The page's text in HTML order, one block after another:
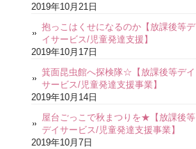
2019年10月21日
抱っこはくせになるのか【放課後等デ
イサービス/児童発達支援】
2019年10月17日
箕面昆虫館へ探検隊☆【放課後等デイ
サービス/児童発達支援事業】
2019年10月14日
屋台ごっこで秋まつりを★【放課後等
デイサービス/児童発達支援事業】
2019年10月7日